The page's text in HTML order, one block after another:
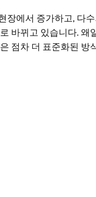
장에서 증가하고, 다
바뀌고 있습니다. 왜
점차 더 표준화된 방